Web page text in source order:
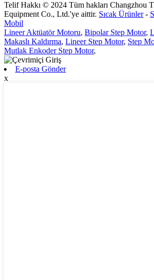
Telif Hakkı © 2024 Tüm hakları Changzhou
Equipment Co., Ltd.'ye aittir. Sıcak Ürünler-
Mobil
Lineer Aktüatör Motoru, Bipolar Step Motor,
Makaslı Kaldırma, Lineer Step Motor, Step
Mutlak Enkoder Step Motor,
E-posta Gönder
x